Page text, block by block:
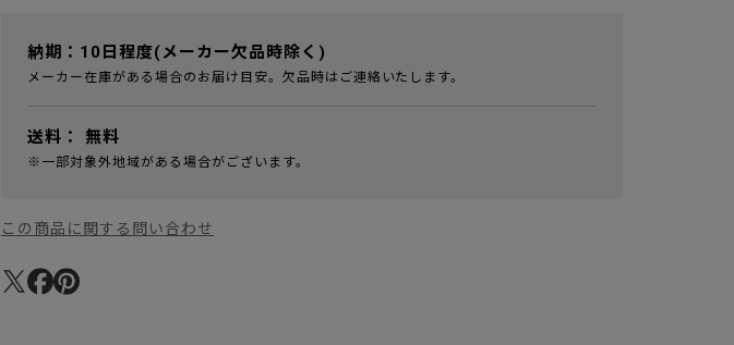
納期：10日程度(メーカー欠品時除く)
メーカー在庫がある場合のお届け目安。欠品時はご連絡いたします。
送料： 無料
※一部対象外地域がある場合がございます。
この商品に関する問い合わせ